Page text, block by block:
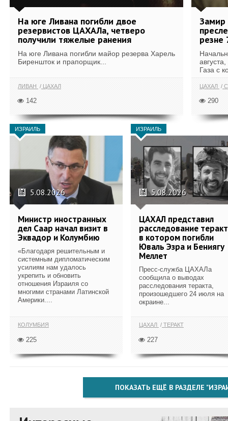
На юге Ливана погибли двое
резервистов ЦАХАЛа, четверо
получили тяжелые ранения
На юге Ливана погибли майор резерва Харель
Биреншток и прапорщик...
ЛИВАН ЦАХАЛ
142
Замир
резне
Газа с
ЦАХАЛ
290
ИЗРАИЛЬ
5.08.2026
Министр иностранных
дел Саар начал визит в
Эквадор и Колумбию
«Благодаря решительным и
системным дипломатическим
усилиям нам удалось
укрепить и обновить
отношения Израиля со
многими странами Латинской
Америки....
КОЛУМБИЯ
225
ИЗРАИЛЬ
5.08.2026
ЦАХАЛ представил
расследование
в котором погибли
Юваль Эзра и Бениягу
Меллет
Пресс-служба ЦАХАЛа
сообщила о выводах
расследования теракта,
произошедшего 24 июля на
окраине...
ЦАХАЛ ТЕРАКТ
227
ПОКАЗАТЬ ЕЩЁ В РАЗДЕЛЕ